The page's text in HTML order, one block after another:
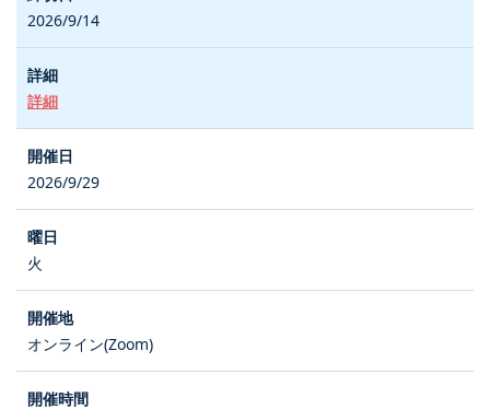
2026/9/14
詳細
2026/9/29
火
オンライン(Zoom)